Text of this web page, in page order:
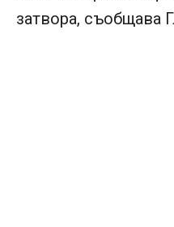
затвора, съобщава